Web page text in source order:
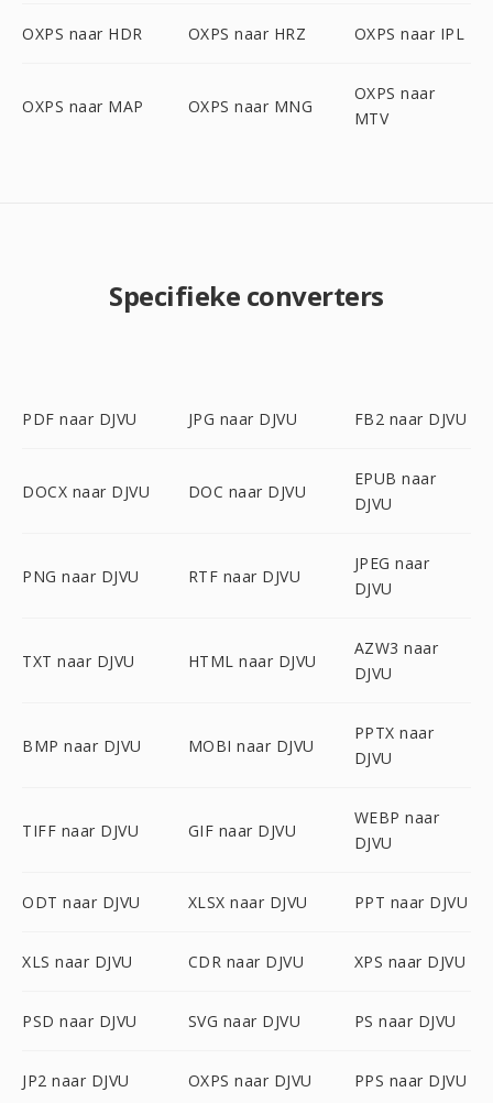
OXPS naar HDR OXPS naar HRZ OXPS naar IPL
OXPS naar MAP OXPS naar MNG
OXPS naar
MTV
Specifieke converters
PDF naar DJVU JPG naar DJVU FB2 naar DJVU
DOCX naar DJVU DOC naar DJVU
EPUB naar
DJVU
PNG naar DJVU RTF naar DJVU
JPEG naar
DJVU
TXT naar DJVU HTML naar DJVU
AZW3 naar
DJVU
BMP naar DJVU MOBI naar DJVU
PPTX naar
DJVU
TIFF naar DJVU GIF naar DJVU
WEBP naar
DJVU
ODT naar DJVU XLSX naar DJVU PPT naar DJVU
XLS naar DJVU CDR naar DJVU XPS naar DJVU
PSD naar DJVU SVG naar DJVU PS naar DJVU
JP2 naar DJVU OXPS naar DJVU PPS naar DJVU